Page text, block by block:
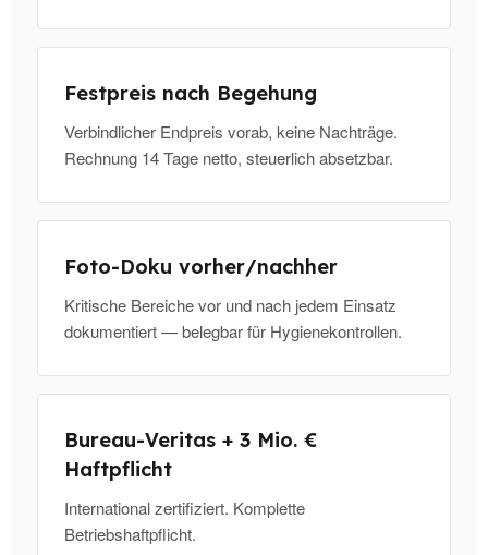
Festpreis nach Begehung
Verbindlicher Endpreis vorab, keine Nachträge.
Rechnung 14 Tage netto, steuerlich absetzbar.
Foto-Doku vorher/nachher
Kritische Bereiche vor und nach jedem Einsatz
dokumentiert — belegbar für Hygienekontrollen.
Bureau-Veritas + 3 Mio. €
Haftpflicht
International zertifiziert. Komplette
Betriebshaftpflicht.